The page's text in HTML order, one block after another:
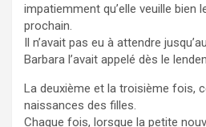
impatiemment qu’elle veuille bien
prochain.
Il n’avait pas eu à attendre
Barbara l’avait appelé dès le
La deuxième et la troisième fois,
naissances des filles.
Chaque fois, lorsque la petite